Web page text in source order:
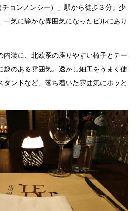
ョンノンシー）」駅から徒歩３分。少
一気に静かな雰囲気になったビルにあり
内装に、北欧系の座りやすい椅子とテー
趣のある雰囲気。透かし細工をうまく使
タンドなど、落ち着いた雰囲気にホッと